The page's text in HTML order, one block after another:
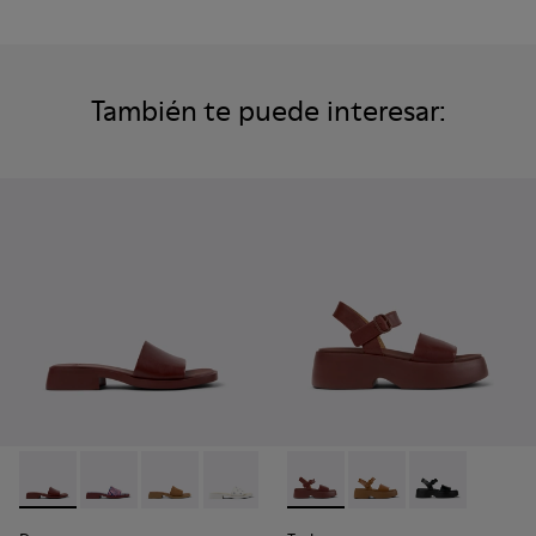
También te puede interesar:
Dana - K201740-014 - Sandalias de piel burdeos para mujer.
Dana - K201740-015 - Sandalias de piel azul para
Dana - K201740-011
Dana - K201740-008 - Sandalias de
Dana - K201740-004
Dana - K201740-001
Tasha - K201659-012 -
Tasha - K201659-011
Tasha -